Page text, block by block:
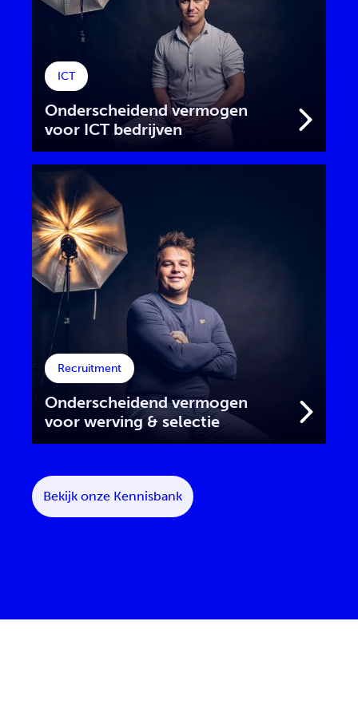
ICT
Onderscheidend vermogen
voor ICT bedrijven
Recruitment
Onderscheidend vermogen
voor werving & selectie
Bekijk onze Kennisbank